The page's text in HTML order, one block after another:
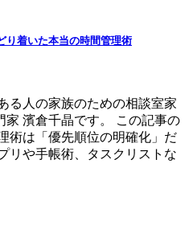
り着いた本当の時間管理術
る人の家族のための相談室家
濱倉千晶です。 この記事の
術は「優先順位の明確化」だ
リや手帳術、タスクリストな